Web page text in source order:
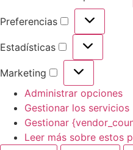
Preferencias
Estadísticas
Marketing
Administrar opciones
Gestionar los servicios
Gestionar
Leer más sobre estos